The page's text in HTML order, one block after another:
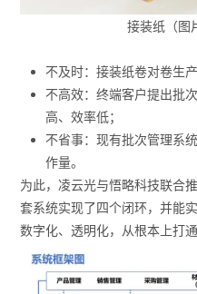
接装纸（图
不及时：接装纸卷对卷生
不高效：终端客户提出批
高、效率低；
不省事：现有批次管理系
作量。
为此，凌云光与悟略科技联合
套系统实现了四个闭环，并能
数字化、透明化，从根本上打